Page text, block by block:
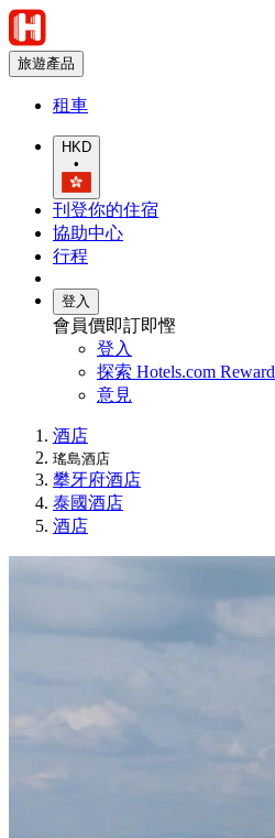
旅遊產品
租車
HKD
•
刊登你的住宿
協助中心
行程
登入
會員價即訂即慳
登入
探索 Hotels.com
意見
酒店
瑤島酒店
攀牙府酒店
泰國酒店
酒店